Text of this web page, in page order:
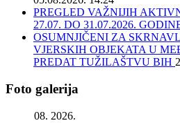
PREGLED VAŽNIJIH
27.07. DO 31.07.2026.
OSUMNJIČENI ZA
VJERSKIH OBJEKATA U
PREDAT TUŽILAŠTVU BIH
Foto galerija
08. 2026.